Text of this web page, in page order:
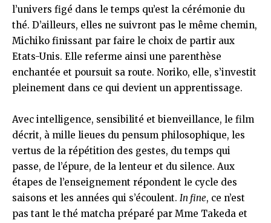
l’univers figé dans le temps qu’est la cérémonie du
thé. D’ailleurs, elles ne suivront pas le même chemin,
Michiko finissant par faire le choix de partir aux
Etats-Unis. Elle referme ainsi une parenthèse
enchantée et poursuit sa route. Noriko, elle, s’investit
pleinement dans ce qui devient un apprentissage.
Avec intelligence, sensibilité et bienveillance, le film
décrit, à mille lieues du pensum philosophique, les
vertus de la répétition des gestes, du temps qui
passe, de l’épure, de la lenteur et du silence. Aux
étapes de l’enseignement répondent le cycle des
saisons et les années qui s’écoulent. In fine, ce n’est
pas tant le thé matcha préparé par Mme Takeda et